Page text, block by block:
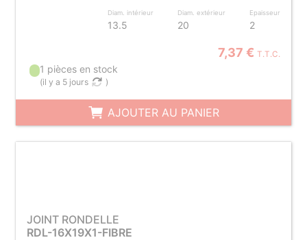
Diam. intérieur
13.5
Diam. extérieur
20
Epaisseur
2
7,37 € T.T.C.
1 pièces en stock
(il y a 5 jours )
AJOUTER AU PANIER
JOINT RONDELLE
RDL-16X19X1-FIBRE